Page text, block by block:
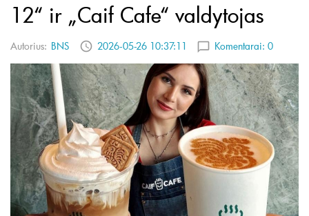
12“ ir „Caif Cafe“ valdytojas
Autorius: BNS 2026-05-26 10:37:11 Komentarai: 0